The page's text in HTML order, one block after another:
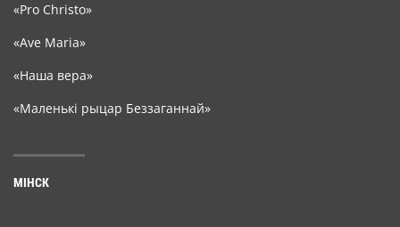
«Pro Christo»
«Ave Maria»
«Наша вера»
«Маленькі рыцар Беззаганнай»
МІНСК